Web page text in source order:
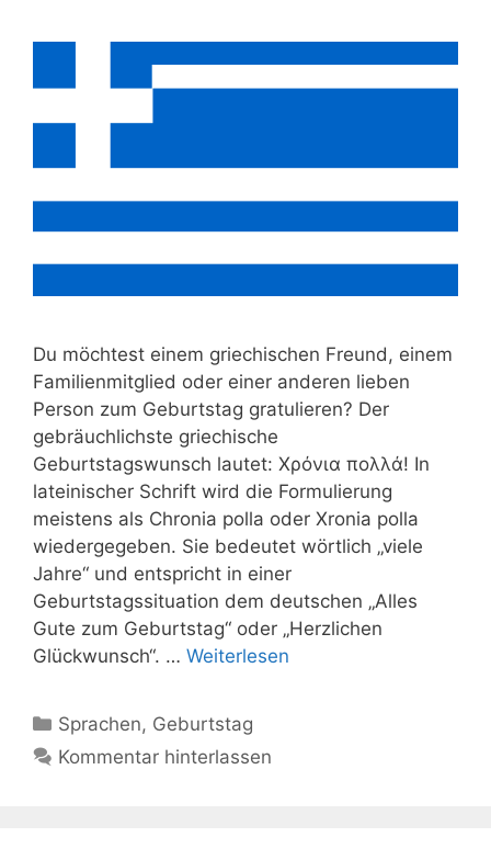
Du möchtest einem griechischen Freund, einem
Familienmitglied oder einer anderen lieben
Person zum Geburtstag gratulieren? Der
gebräuchlichste griechische
Geburtstagswunsch lautet: Χρόνια πολλά! In
lateinischer Schrift wird die Formulierung
meistens als Chronia polla oder Xronia polla
wiedergegeben. Sie bedeutet wörtlich „viele
Jahre“ und entspricht in einer
Geburtstagssituation dem deutschen „Alles
Gute zum Geburtstag“ oder „Herzlichen
Glückwunsch“. … Weiterlesen
Kategorien
Sprachen, Geburtstag
Kommentar hinterlassen